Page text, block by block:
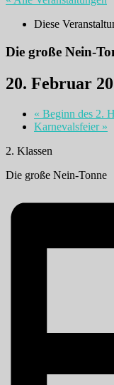
Diese
Die große Nein-
20. Februar
« Beginn des 2.
Karnevalsfeier »
2. Klassen
Die große Nein-Tonne